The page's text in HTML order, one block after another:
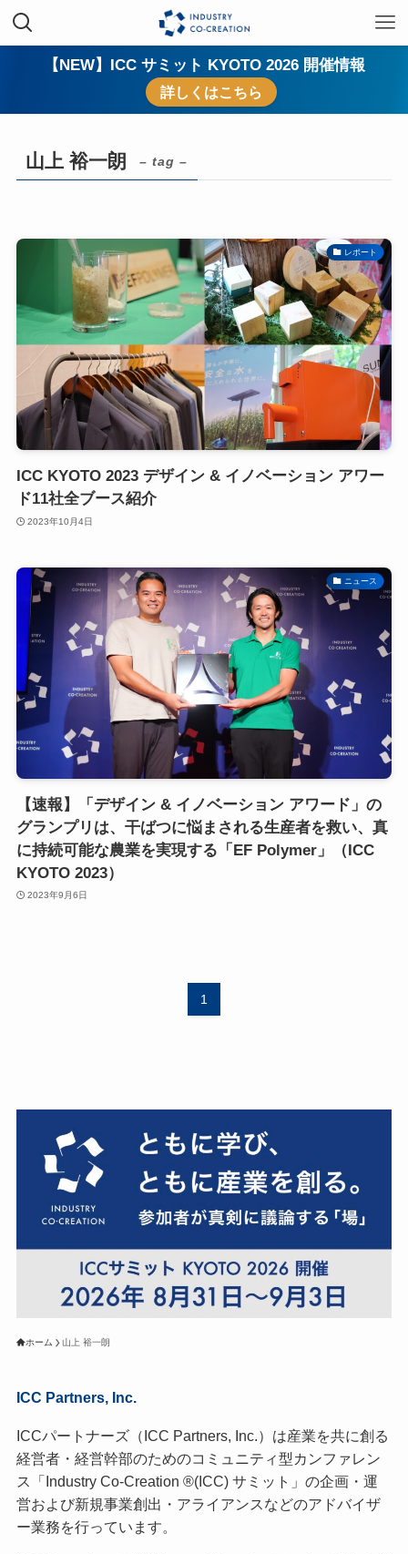
【NEW】ICC サミット KYOTO 2026 開催情報
詳しくはこちら
山上 裕一朗 – tag –
レポート
ICC KYOTO 2023 デザイン & イノベーション アワー
ド11社全ブース紹介
2023年10月4日
ニュース
【速報】「デザイン & イノベーション アワード」の
グランプリは、干ばつに悩まされる生産者を救い、真
に持続可能な農業を実現する「EF Polymer」（ICC
KYOTO 2023）
2023年9月6日
1
ホーム 山上 裕一朗
ICC Partners, Inc.
ICCパートナーズ（ICC Partners, Inc.）は産業を共に創る
経営者・経営幹部のためのコミュニティ型カンファレン
ス「Industry Co-Creation ®(ICC) サミット」の企画・運
営および新規事業創出・アライアンスなどのアドバイザ
ー業務を行っています。